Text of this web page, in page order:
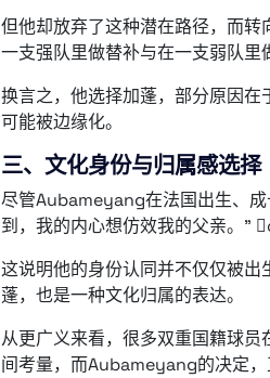
但他却放弃了这种潜在路径，而
一支强队里做替补与在一支弱队里
换言之，他选择加蓬，部分原因
可能被边缘化。
三、文化身份与归属感选择
尽管Aubameyang在法国出生、
到，我的内心想仿效我的父亲。
这说明他的身份认同并不仅仅被
蓬，也是一种文化归属的表达。
从更广义来看，很多双重国籍球员
间考量，而Aubameyang的决定，